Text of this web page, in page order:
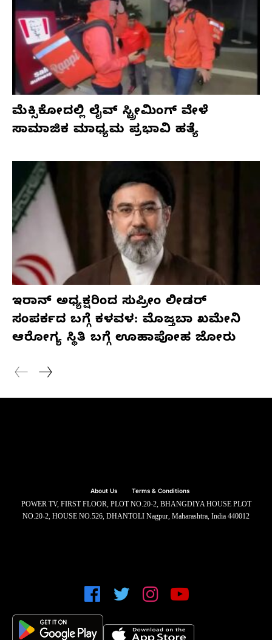
ಮೆಕ್ಸಿಕೋದಲ್ಲಿ ಲೈವ್ ಸ್ಟ್ರೀಮಿಂಗ್ ವೇಳೆ
ಸಾಮಾಜಿಕ ಮಾಧ್ಯಮ ಪ್ರಭಾವಿ ಹತ್ಯೆ
ಇರಾನ್ ಅಧ್ಯಕ್ಷರಿಂದ ಸುಪ್ರೀಂ ಲೀಡರ್
ಸಂಪರ್ಕದ ಬಗ್ಗೆ ಕಳವಳ: ಮೊಜ್ತಬಾ ಖಮೇನಿ
ಆರೋಗ್ಯ ಸ್ಥಿತಿ ಬಗ್ಗೆ ಊಹಾಪೋಹ ಜೋರು
About Us Terms & Conditions
POWER TV, FIRST FLOOR, PLOT NO.20-2, BHANGDIYA HOUSE PLOT
NO.20-2, HOUSE NO.526, DHANTOLI Nagpur, Maharashtra, India 440012